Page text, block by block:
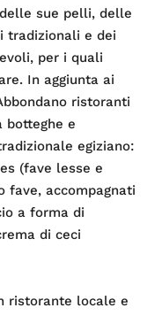
sue pelli, delle
tradizionali e dei
per i quali
In aggiunta ai
ristoranti
e
egiziano:
(fave lesse e
fave, accompagnati
a forma di
di ceci
ristorante locale e